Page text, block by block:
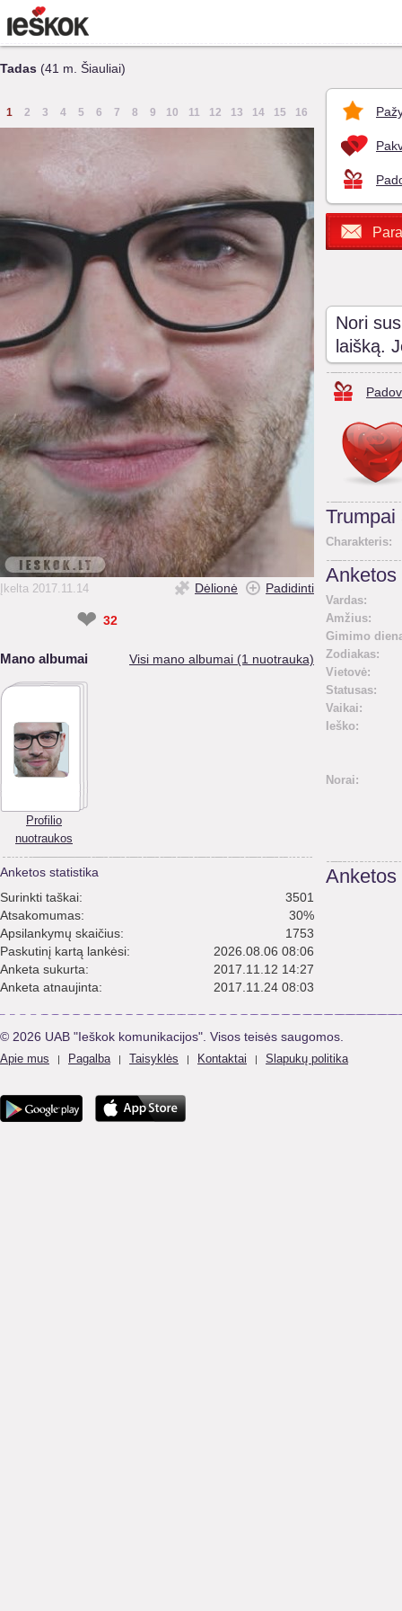
Tadas (41 m. Šiauliai)
1 2 3 4 5 6 7 8 9 10 11 12 13 14 15 16
Įkelta 2017.11.14 Dėlionė Padidinti
❤ 32
Mano albumai Visi mano albumai (1 nuotrauka)
Profilio
nuotraukos
Anketos statistika
Surinkti taškai:
3501
Atsakomumas:
30%
Apsilankymų skaičius:
1753
Paskutinį kartą lankėsi:
2026.08.06 08:06
Anketa sukurta:
2017.11.12 14:27
Anketa atnaujinta:
2017.11.24 08:03
Nori
laišką.
Trumpai
Charakteris:
Anketos
Vardas:
Amžius:
Gimimo
Zodiakas:
Vietovė:
Statusas:
Vaikai:
Ieško:
Norai:
Anketos
© 2026 UAB "Ieškok komunikacijos". Visos teisės saugomos.
Apie mus | Pagalba | Taisyklės | Kontaktai | Slapukų politika